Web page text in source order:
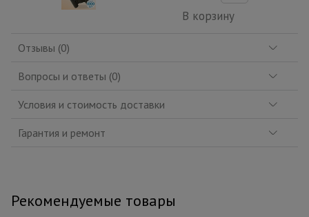
В корзину
Отзывы (0)
Вопросы и ответы (0)
Условия и стоимость доставки
Гарантия и ремонт
Рекомендуемые товары